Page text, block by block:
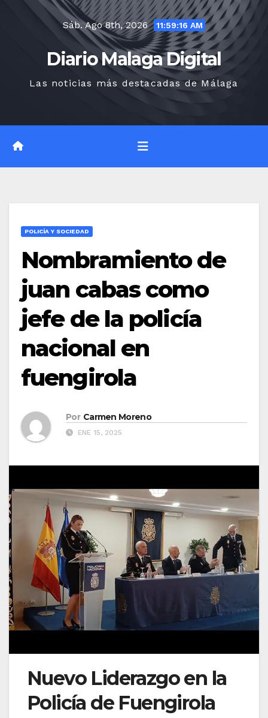
Sáb. Ago 8th, 2026 11:59:17 AM
Diario Malaga Digital
Las noticias más destacadas de Málaga
POLICÍA Y SOCIEDAD
Nombramiento de
juan cabas como
jefe de la policía
nacional en
fuengirola
Por Carmen Moreno
ENE 15, 2025
Nuevo Liderazgo en la
Policía de Fuengirola